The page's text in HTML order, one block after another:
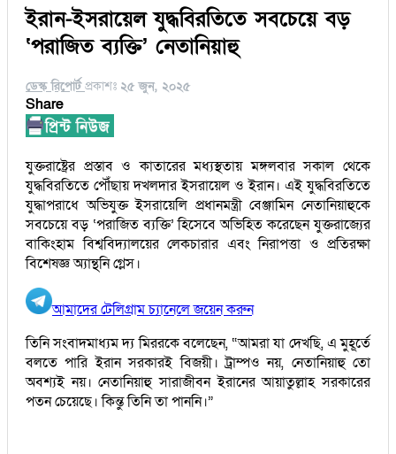
ইরান-ইসরায়েল যুদ্ধবিরতিতে সবচেয়ে বড়
‘পরাজিত ব্যক্তি’ নেতানিয়াহু
ডেস্ক রিপোর্ট প্রকাশঃ ২৫ জুন, ২০২৫
Share
যুক্তরাষ্ট্রের প্রস্তাব ও কাতারের মধ্যস্থতায় মঙ্গলবার সকাল থেকে
যুদ্ধবিরতিতে পৌঁছায় দখলদার ইসরায়েল ও ইরান। এই যুদ্ধবিরতিতে
যুদ্ধাপরাধে অভিযুক্ত ইসরায়েলি প্রধানমন্ত্রী বেঞ্জামিন নেতানিয়াহুকে
সবচেয়ে বড় ‘পরাজিত ব্যক্তি’ হিসেবে অভিহিত করেছেন যুক্তরাজ্যের
বাকিংহাম বিশ্ববিদ্যালয়ের লেকচারার এবং নিরাপত্তা ও প্রতিরক্ষা
বিশেষজ্ঞ অ্যান্থনি গ্লেস।
আমাদের টেলিগ্রাম চ্যানেলে জয়েন করুন
তিনি সংবাদমাধ্যম দ্য মিররকে বলেছেন, “আমরা যা দেখছি, এ মুহূর্তে
বলতে পারি ইরান সরকারই বিজয়ী। ট্রাম্পও নয়, নেতানিয়াহু তো
অবশ্যই নয়। নেতানিয়াহু সারাজীবন ইরানের আয়াতুল্লাহ সরকারের
পতন চেয়েছে। কিন্তু তিনি তা পাননি।”